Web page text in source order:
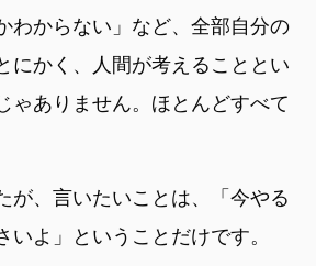
わからない」など、全部自分の
かく、人間が考えることとい
ゃありません。ほとんどすべて
が、言いたいことは、「今やる
いよ」ということだけです。